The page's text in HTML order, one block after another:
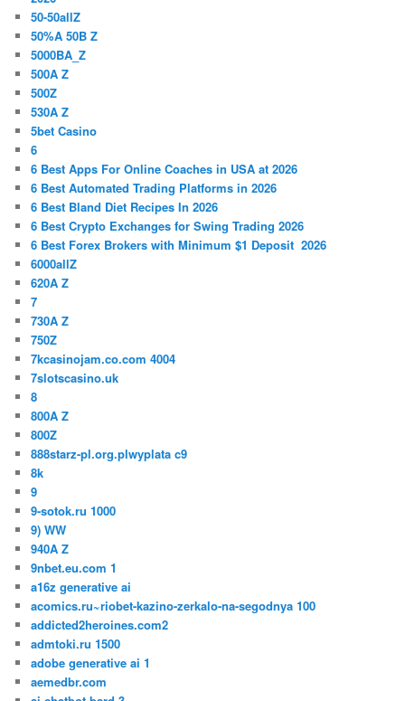
50-50allZ
50%A 50B Z
5000BA_Z
500A Z
500Z
530A Z
5bet Casino
6
6 Best Apps For Online Coaches in USA at 2026
6 Best Automated Trading Platforms in 2026
6 Best Bland Diet Recipes In 2026
6 Best Crypto Exchanges for Swing Trading 2026
6 Best Forex Brokers with Minimum $1 Deposit ️ 2026
6000allZ
620A Z
7
730A Z
750Z
7kcasinojam.co.com 4004
7slotscasino.uk
8
800A Z
800Z
888starz-pl.org.plwyplata c9
8k
9
9-sotok.ru 1000
9) WW
940A Z
9nbet.eu.com 1
a16z generative ai
acomics.ru~riobet-kazino-zerkalo-na-segodnya 100
addicted2heroines.com2
admtoki.ru 1500
adobe generative ai 1
aemedbr.com